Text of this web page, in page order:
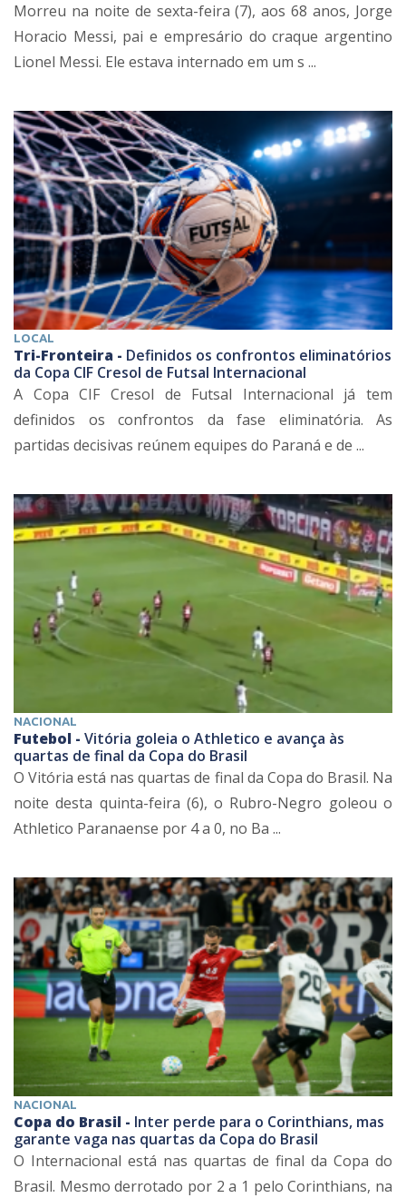
Morreu na noite de sexta-feira (7), aos 68 anos, Jorge
Horacio Messi, pai e empresário do craque argentino
Lionel Messi. Ele estava internado em um s ...
LOCAL
Tri-Fronteira - Definidos os confrontos eliminatórios
da Copa CIF Cresol de Futsal Internacional
A Copa CIF Cresol de Futsal Internacional já tem
definidos os confrontos da fase eliminatória. As
partidas decisivas reúnem equipes do Paraná e de ...
NACIONAL
Futebol - Vitória goleia o Athletico e avança às
quartas de final da Copa do Brasil
O Vitória está nas quartas de final da Copa do Brasil. Na
noite desta quinta-feira (6), o Rubro-Negro goleou o
Athletico Paranaense por 4 a 0, no Ba ...
NACIONAL
Copa do Brasil - Inter perde para o Corinthians, mas
garante vaga nas quartas da Copa do Brasil
O Internacional está nas quartas de final da Copa do
Brasil. Mesmo derrotado por 2 a 1 pelo Corinthians, na